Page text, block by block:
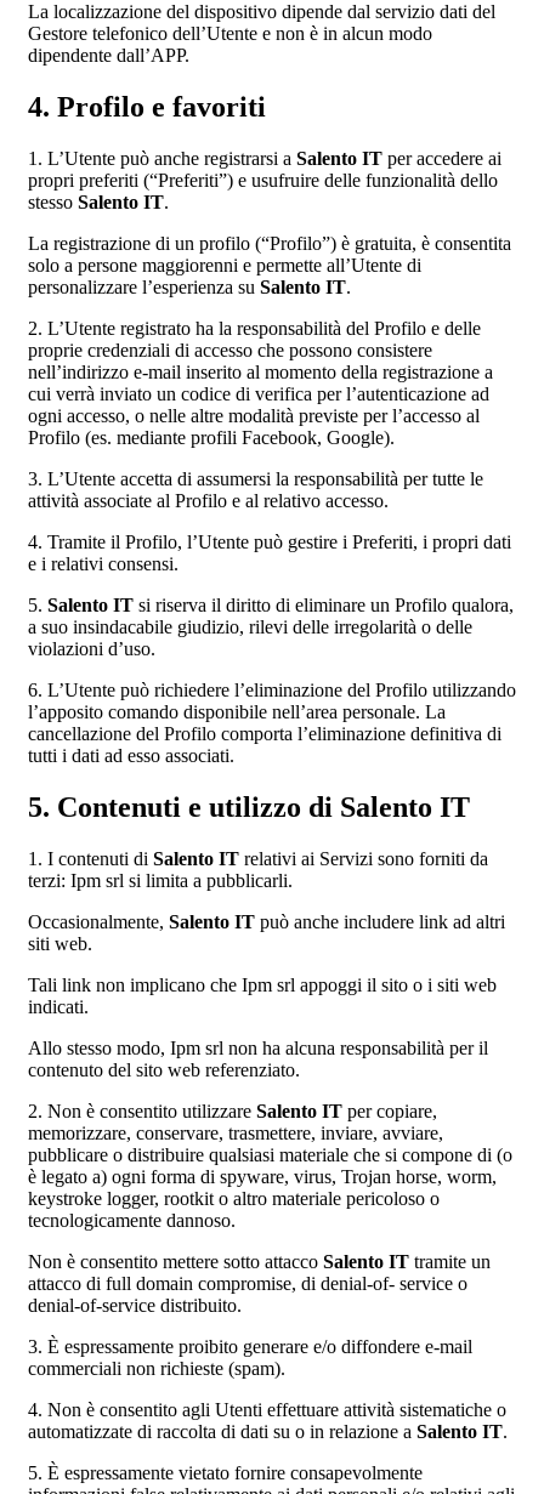
La localizzazione del dispositivo dipende dal servizio dati del
Gestore telefonico dell’Utente e non è in alcun modo
dipendente dall’APP.
4. Profilo e favoriti
1. L’Utente può anche registrarsi a Salento IT per accedere ai
propri preferiti (“Preferiti”) e usufruire delle funzionalità dello
stesso Salento IT.
La registrazione di un profilo (“Profilo”) è gratuita, è consentita
solo a persone maggiorenni e permette all’Utente di
personalizzare l’esperienza su Salento IT.
2. L’Utente registrato ha la responsabilità del Profilo e delle
proprie credenziali di accesso che possono consistere
nell’indirizzo e-mail inserito al momento della registrazione a
cui verrà inviato un codice di verifica per l’autenticazione ad
ogni accesso, o nelle altre modalità previste per l’accesso al
Profilo (es. mediante profili Facebook, Google).
3. L’Utente accetta di assumersi la responsabilità per tutte le
attività associate al Profilo e al relativo accesso.
4. Tramite il Profilo, l’Utente può gestire i Preferiti, i propri dati
e i relativi consensi.
5. Salento IT si riserva il diritto di eliminare un Profilo qualora,
a suo insindacabile giudizio, rilevi delle irregolarità o delle
violazioni d’uso.
6. L’Utente può richiedere l’eliminazione del Profilo utilizzando
l’apposito comando disponibile nell’area personale. La
cancellazione del Profilo comporta l’eliminazione definitiva di
tutti i dati ad esso associati.
5. Contenuti e utilizzo di Salento IT
1. I contenuti di Salento IT relativi ai Servizi sono forniti da
terzi: Ipm srl si limita a pubblicarli.
Occasionalmente, Salento IT può anche includere link ad altri
siti web.
Tali link non implicano che Ipm srl appoggi il sito o i siti web
indicati.
Allo stesso modo, Ipm srl non ha alcuna responsabilità per il
contenuto del sito web referenziato.
2. Non è consentito utilizzare Salento IT per copiare,
memorizzare, conservare, trasmettere, inviare, avviare,
pubblicare o distribuire qualsiasi materiale che si compone di (o
è legato a) ogni forma di spyware, virus, Trojan horse, worm,
keystroke logger, rootkit o altro materiale pericoloso o
tecnologicamente dannoso.
Non è consentito mettere sotto attacco Salento IT tramite un
attacco di full domain compromise, di denial-of- service o
denial-of-service distribuito.
3. È espressamente proibito generare e/o diffondere e-mail
commerciali non richieste (spam).
4. Non è consentito agli Utenti effettuare attività sistematiche o
automatizzate di raccolta di dati su o in relazione a Salento IT.
5. È espressamente vietato fornire consapevolmente